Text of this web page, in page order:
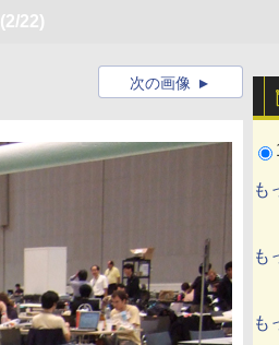
(2/22)
も
も
も
次の画像